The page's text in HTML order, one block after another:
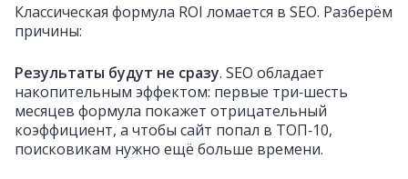
Классическая формула ROI ломается в SEO. Разберём
причины:
Результаты будут не сразу. SEO обладает
накопительным эффектом: первые три‑шесть
месяцев формула покажет отрицательный
коэффициент, а чтобы сайт попал в ТОП‑10,
поисковикам нужно ещё больше времени.